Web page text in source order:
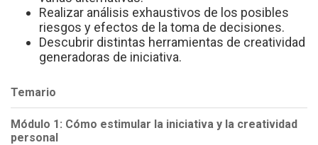
Realizar análisis exhaustivos de los posibles
riesgos y efectos de la toma de decisiones.
Descubrir distintas herramientas de creatividad
generadoras de iniciativa.
Temario
Módulo 1: Cómo estimular la iniciativa y la creatividad
personal